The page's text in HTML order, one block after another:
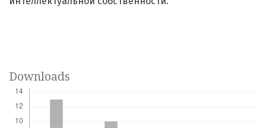
Downloads